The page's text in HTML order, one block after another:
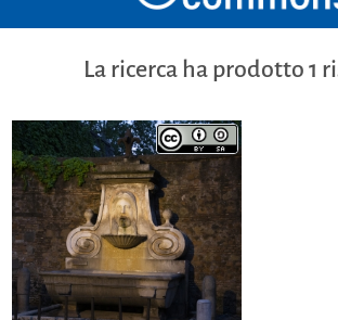
La ricerca ha prodotto 1